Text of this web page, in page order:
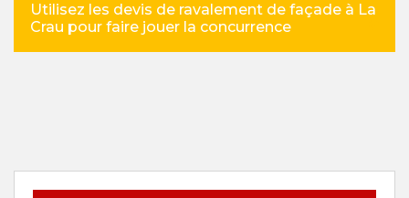
Utilisez les devis de ravalement de façade à La
Crau pour faire jouer la concurrence